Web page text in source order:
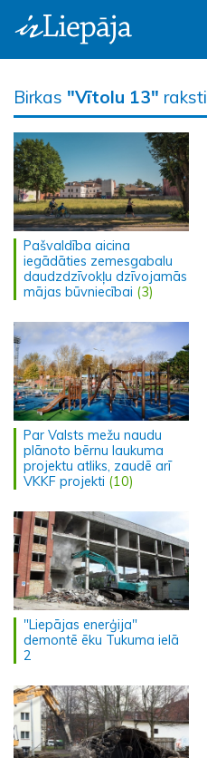
Birkas "Vītolu 13" raksti
Pašvaldība aicina
iegādāties zemesgabalu
daudzdzīvokļu dzīvojamās
mājas būvniecībai (3)
Par Valsts mežu naudu
plānoto bērnu laukuma
projektu atliks, zaudē arī
VKKF projekti (10)
"Liepājas enerģija"
demontē ēku Tukuma ielā
2